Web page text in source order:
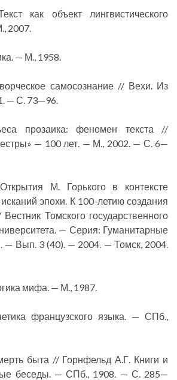
как объект лингвистического
2007.
— М., 1958.
самосознание // Вехи. Из
— С. 73—96.
прозаика: феномен текста //
— 100 лет. — М., 2002. — С. 6—
М. Горького в контексте
эпохи. К 100-летию создания
Томского государственного
— Серия: Гуманитарные
— Вып. 3 (40). — 2004. — Томск, 2004.
мифа. — М., 1987.
французского языка. — СПб.,
быта // Горнфельд А.Г. Книги и
беседы. — СПб., 1908. — С. 285—